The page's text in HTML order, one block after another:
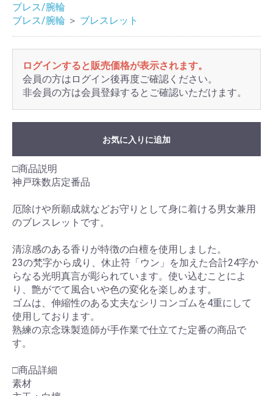
ブレス/腕輪
ブレス/腕輪 ＞ ブレスレット
ログインすると販売価格が表示されます。
会員の方はログイン後再度ご確認ください。
非会員の方は会員登録するとご確認いただけます。
お気に入りに追加
□商品説明
神戸珠数店定番品
厄除けや所願成就などお守りとして身に着ける男女兼用
のブレスレットです。
清涼感のある香りが特徴の白檀を使用しました。
23の梵字から成り、休止符「ウン」を加えた合計24字か
らなる光明真言が彫られています。使い込むことによ
り、艶がでて風合いや色の変化を楽しめます。
ゴムは、伸縮性のある丈夫なシリコンゴムを4重にして
使用しております。
熟練の京念珠製造師が手作業で仕立てた定番の商品で
す。
□商品詳細
素材